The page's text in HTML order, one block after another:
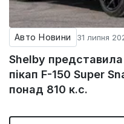
Авто Новини 31 липня
Shelby
пікап F-150 Super
понад 810 к.с.